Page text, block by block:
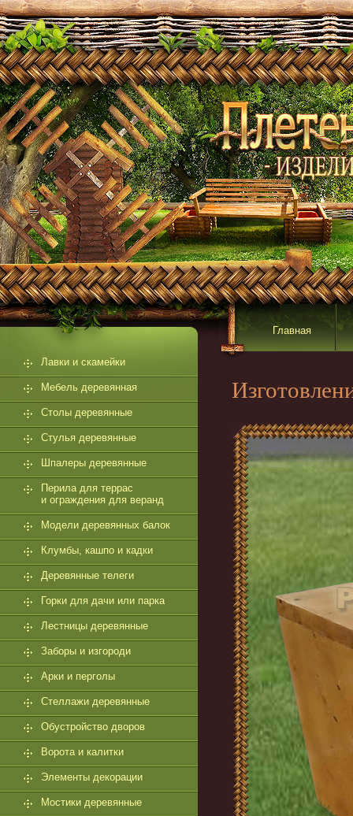
Лавки и скамейки
Мебель деревянная
Столы деревянные
Стулья деревянные
Шпалеры деревянные
Перила для террас
и ограждения для веранд
Модели деревянных балок
Клумбы, кашпо и кадки
Деревянные телеги
Горки для дачи или парка
Лестницы деревянные
Заборы и изгороди
Арки и перголы
Стеллажи деревянные
Обустройство дворов
Ворота и калитки
Элементы декорации
Мостики деревянные
Главная